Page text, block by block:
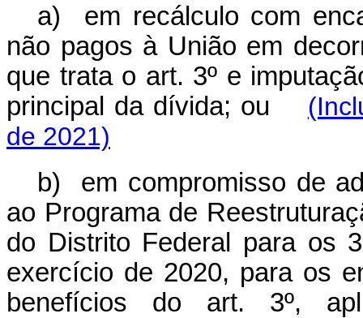
a) em recálculo com
não pagos à União em
que trata o art. 3º e
principal da dívida; ou
de 2021)
b) em compromisso de
ao Programa de
do Distrito Federal para os
exercício de 2020, para os
benefícios do art. 3º,